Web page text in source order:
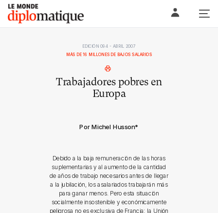
Skip
content
Le monde diplomatique
EDICIÓN 094 - ABRIL 2007
MÁS DE 16 MILLONES DE BAJOS SALARIOS
Trabajadores pobres en
Europa
Por Michel Husson*
Debido a la baja remuneración de las horas
suplementarias y al aumento de la cantidad
de años de trabajo necesarios antes de llegar
a la jubilación, los asalariados trabajarán más
para ganar menos. Pero esta situación
socialmente insostenible y económicamente
peligrosa no es exclusiva de Francia: la Unión